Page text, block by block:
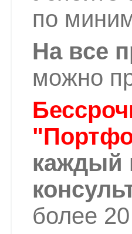
по
На все
можно
каждый
более